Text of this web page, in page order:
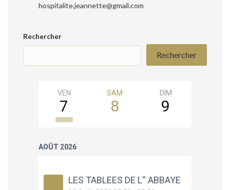
hospitalite.jeannette@gmail.com
Rechercher
Rechercher
VEN
7
SAM
8
DIM
9
AOÛT 2026
LES TABLEES DE L'' ABBAYE